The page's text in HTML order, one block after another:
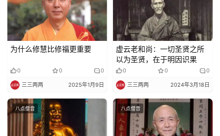
政
策
法
免
声
为什么修慧比修福更重要
0 0 0
三三两两 2025年1月9日
虚云老和尚：一切圣贤之所
以为圣贤，在于明因识果
0 0 0
三三两两 2024年3月18日
八点僧音 八点僧音